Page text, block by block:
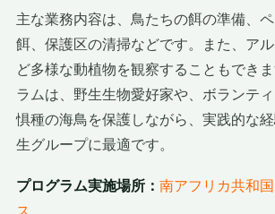
主な業務内容は、鳥たちの餌の準備、
餌、保護区の清掃などです。また、ア
ど多様な動植物を観察することもでき
ラムは、野生生物愛好家や、ボランテ
惧種の海鳥を保護しながら、実践的な
生グループに最適です。
プログラム実施場所： 南アフリカ共和
ス